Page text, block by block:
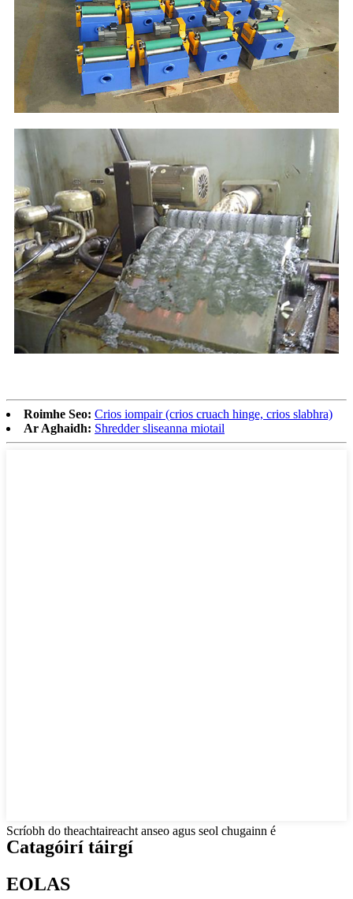
Roimhe Seo: Crios iompair (crios cruach hinge, crios slabhra)
Ar Aghaidh: Shredder sliseanna miotail
Scríobh do theachtaireacht anseo agus seol chugainn é
Catagóirí táirgí
EOLAS